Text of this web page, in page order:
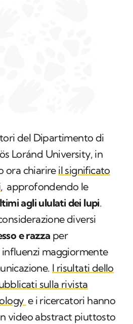
del Dipartimento di
Loránd University, in
ora chiarire il significato
approfondendo le
agli ululati dei lupi.
diversi
e razza per
maggiormente
I risultati dello
sulla rivista
e i ricercatori hanno
video abstract piuttosto